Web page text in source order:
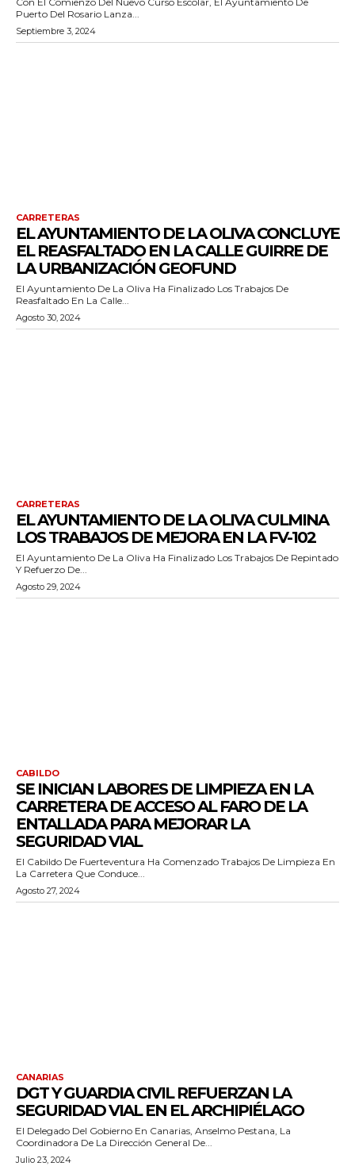
Puerto Del Rosario Lanza...
Septiembre 3, 2024
CARRETERAS
EL AYUNTAMIENTO DE LA OLIVA CONCLUYE
EL REASFALTADO EN LA CALLE GUIRRE DE
LA URBANIZACIÓN GEOFUND
El Ayuntamiento De La Oliva Ha Finalizado Los Trabajos De
Reasfaltado En La Calle...
Agosto 30, 2024
CARRETERAS
EL AYUNTAMIENTO DE LA OLIVA CULMINA
LOS TRABAJOS DE MEJORA EN LA FV-102
El Ayuntamiento De La Oliva Ha Finalizado Los Trabajos De Repintado
Y Refuerzo De...
Agosto 29, 2024
CABILDO
SE INICIAN LABORES DE LIMPIEZA EN LA
CARRETERA DE ACCESO AL FARO DE LA
ENTALLADA PARA MEJORAR LA
SEGURIDAD VIAL
El Cabildo De Fuerteventura Ha Comenzado Trabajos De Limpieza En
La Carretera Que Conduce...
Agosto 27, 2024
CANARIAS
DGT Y GUARDIA CIVIL REFUERZAN LA
SEGURIDAD VIAL EN EL ARCHIPIÉLAGO
El Delegado Del Gobierno En Canarias, Anselmo Pestana, La
Coordinadora De La Dirección General De...
Julio 23, 2024